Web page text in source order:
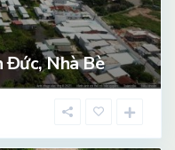
Nhà Bè